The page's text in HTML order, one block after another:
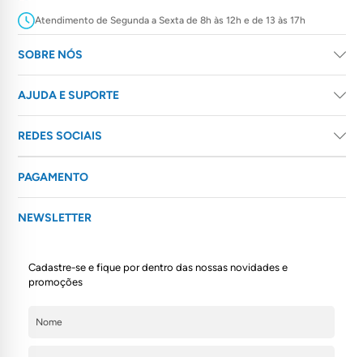
Atendimento de Segunda a Sexta de 8h às 12h e de 13 às 17h
SOBRE NÓS
AJUDA E SUPORTE
REDES SOCIAIS
PAGAMENTO
NEWSLETTER
Cadastre-se e fique por dentro das nossas novidades e
promoções